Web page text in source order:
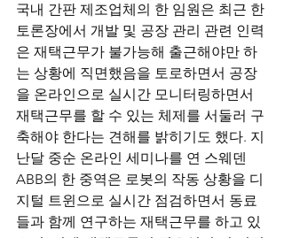
국내 간판 제조업체의 한 임원은 최근 한
토론장에서 개발 및 공장 관리 관련 인력
은 재택근무가 불가능해 출근해야만 하
는 상황에 직면했음을 토로하면서 공장
을 온라인으로 실시간 모니터링하면서
재택근무를 할 수 있는 체제를 서둘러 구
축해야 한다는 견해를 밝히기도 했다. 지
난달 중순 온라인 세미나를 연 스웨덴
ABB의 한 중역은 로봇의 작동 상황을 디
지털 트윈으로 실시간 점검하면서 동료
들과 함께 연구하는 재택근무를 하고 있